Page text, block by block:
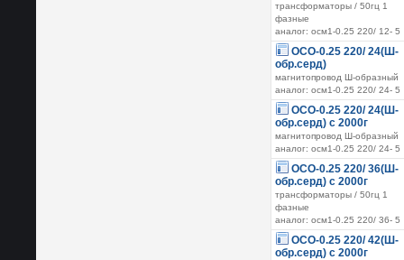
трансформаторы / 50гц 1
фазные
аналог: осм1-0.25 220/ 12- 5
ОСО-0.25 220/ 24(Ш-
обр.серд)
магнитопровод Ш-образный
аналог: осм1-0.25 220/ 24- 5
ОСО-0.25 220/ 24(Ш-
обр.серд) с 2000г
магнитопровод Ш-образный
аналог: осм1-0.25 220/ 24- 5
ОСО-0.25 220/ 36(Ш-
обр.серд) с 2000г
трансформаторы / 50гц 1
фазные
аналог: осм1-0.25 220/ 36- 5
ОСО-0.25 220/ 42(Ш-
обр.серд) с 2000г